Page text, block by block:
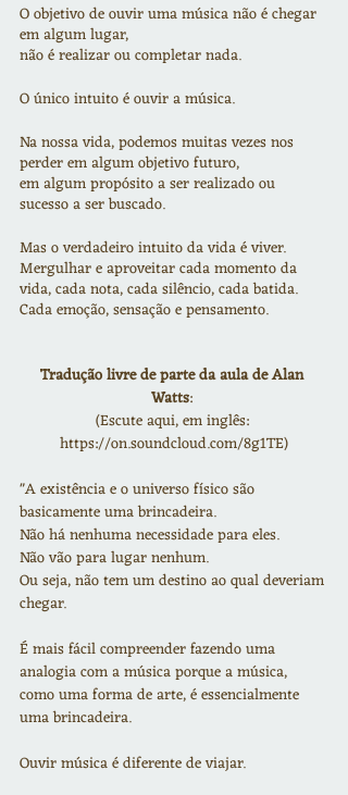
O objetivo de ouvir uma música não é chegar
em algum lugar,
não é realizar ou completar nada.
O único intuito é ouvir a música.
Na nossa vida, podemos muitas vezes nos
perder em algum objetivo futuro,
em algum propósito a ser realizado ou
sucesso a ser buscado.
Mas o verdadeiro intuito da vida é viver.
Mergulhar e aproveitar cada momento da
vida, cada nota, cada silêncio, cada batida.
Cada emoção, sensação e pensamento.
Tradução livre de parte da aula de Alan
Watts:
(Escute aqui, em inglês:
https://on.soundcloud.com/8g1TE)
"A existência e o universo físico são
basicamente uma brincadeira.
Não há nenhuma necessidade para eles.
Não vão para lugar nenhum.
Ou seja, não tem um destino ao qual deveriam
chegar.
É mais fácil compreender fazendo uma
analogia com a música porque a música,
como uma forma de arte, é essencialmente
uma brincadeira.
Ouvir música é diferente de viajar.